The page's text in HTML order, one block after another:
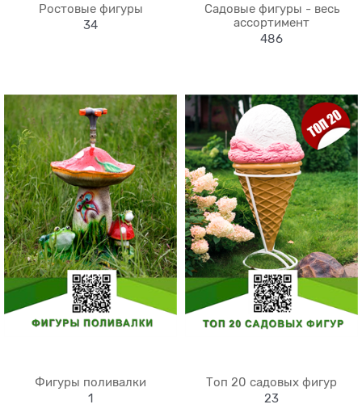
Ростовые фигуры
34
Садовые фигуры - весь
ассортимент
486
Фигуры поливалки
1
Топ 20 садовых фигур
23